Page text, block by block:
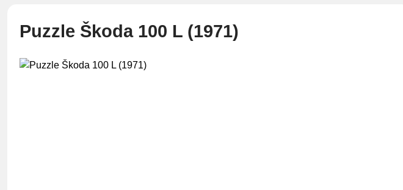
Puzzle Škoda 100 L (1971)